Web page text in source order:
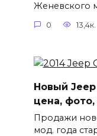
Женевского
0 13,4к.
Новый Jeep
цена, фото,
Продажи
мод. года